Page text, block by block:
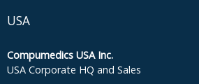
USA
Compumedics USA Inc.
USA Corporate HQ and Sales